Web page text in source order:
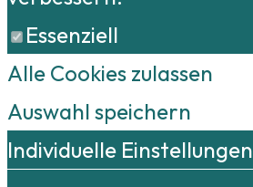
Essenziell
Alle Cookies zulassen
Auswahl speichern
Individuelle Einstellungen